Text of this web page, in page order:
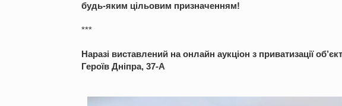
будь-яким цільовим призначенням!
***
Наразі виставлений на онлайн аукціон з приватизації
Героїв Дніпра, 37-А